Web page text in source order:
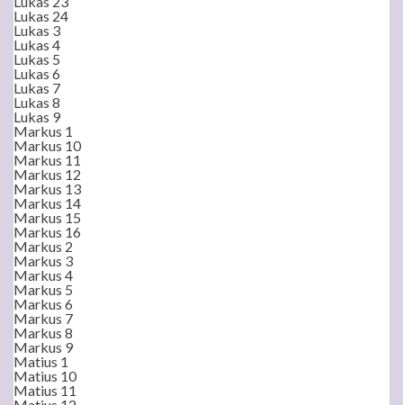
Lukas 24
Lukas 3
Lukas 4
Lukas 5
Lukas 6
Lukas 7
Lukas 8
Lukas 9
Markus 1
Markus 10
Markus 11
Markus 12
Markus 13
Markus 14
Markus 15
Markus 16
Markus 2
Markus 3
Markus 4
Markus 5
Markus 6
Markus 7
Markus 8
Markus 9
Matius 1
Matius 10
Matius 11